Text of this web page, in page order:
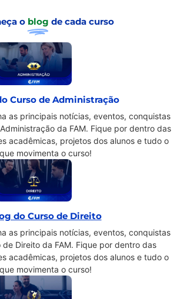
o blog de cada curso
Curso de Administração
as principais notícias, eventos, conquistas
da FAM. Fique por dentro das
acadêmicas, projetos dos alunos e tudo o
que movimenta o curso!
do Curso de Direito
as principais notícias, eventos, conquistas
Direito da FAM. Fique por dentro das
acadêmicas, projetos dos alunos e tudo o
que movimenta o curso!